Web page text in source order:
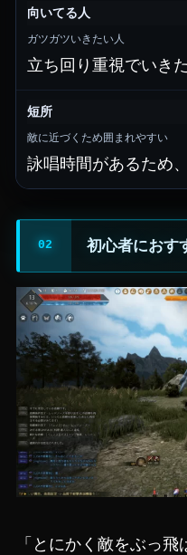
向いてる人
ガツガツいきたい人
立ち回り重視でいき
短所
敵に近づくため囲まれやすい
詠唱時間があるため
初心者におす
「とにかく敵をぶっ